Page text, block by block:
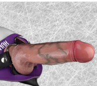
đế chắc chắn an
sống động, rung